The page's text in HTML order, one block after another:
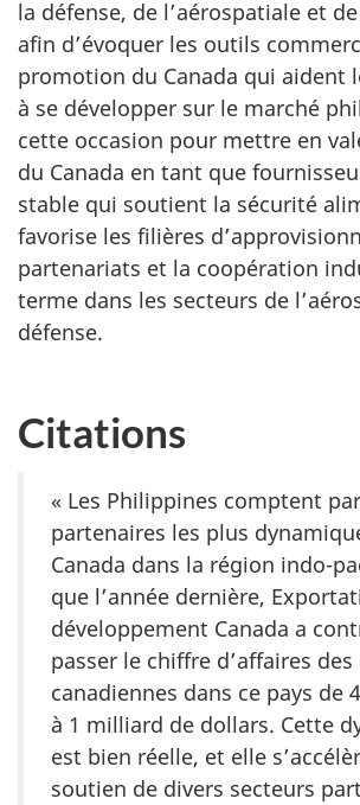
la défense, de l’aérospatiale et
afin d’évoquer les outils
promotion du Canada qui aident
à se développer sur le marché
cette occasion pour mettre en
du Canada en tant que
stable qui soutient la sécurité
favorise les filières
partenariats et la coopération
terme dans les secteurs de
défense.
Citations
« Les Philippines comptent
partenaires les plus
Canada dans la région indo-
que l’année dernière,
développement Canada a
passer le chiffre d’affaires
canadiennes dans ce pays de
à 1 milliard de dollars. Cette
est bien réelle, et elle
soutien de divers secteurs